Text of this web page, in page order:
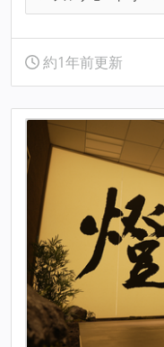
約1年前更新